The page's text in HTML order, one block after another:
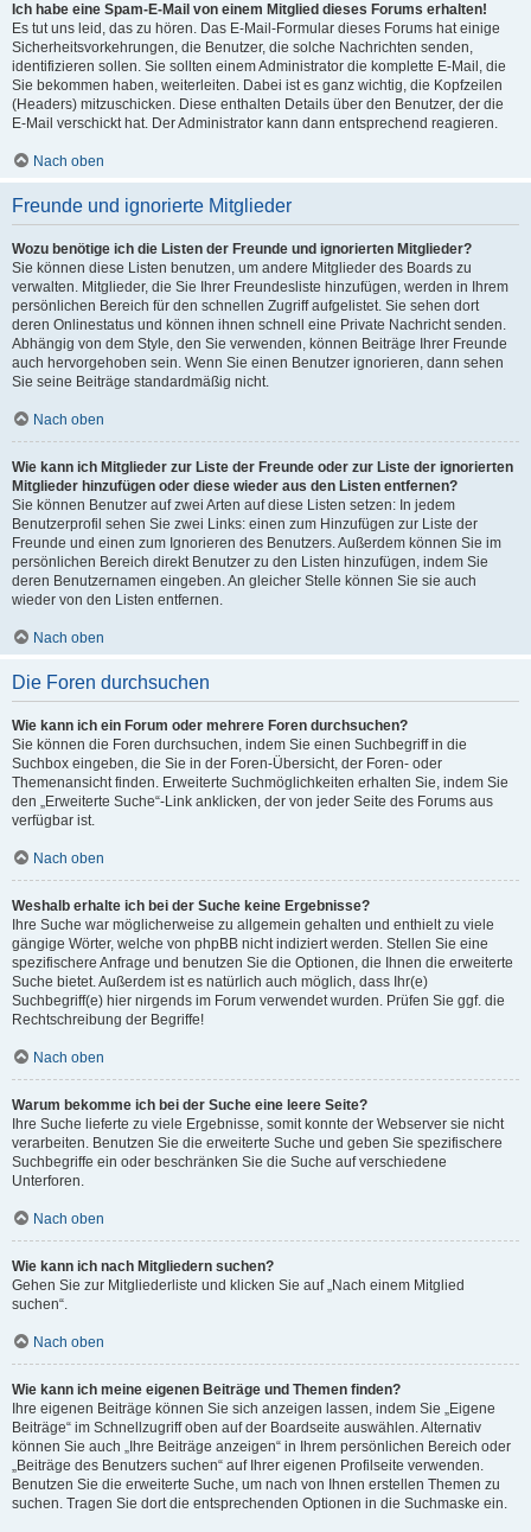
Ich habe eine Spam-E-Mail von einem Mitglied dieses Forums erhalten!
Es tut uns leid, das zu hören. Das E-Mail-Formular dieses Forums hat einige
Sicherheitsvorkehrungen, die Benutzer, die solche Nachrichten senden,
identifizieren sollen. Sie sollten einem Administrator die komplette E-Mail, die
Sie bekommen haben, weiterleiten. Dabei ist es ganz wichtig, die Kopfzeilen
(Headers) mitzuschicken. Diese enthalten Details über den Benutzer, der die
E-Mail verschickt hat. Der Administrator kann dann entsprechend reagieren.
Nach oben
Freunde und ignorierte Mitglieder
Wozu benötige ich die Listen der Freunde und ignorierten Mitglieder?
Sie können diese Listen benutzen, um andere Mitglieder des Boards zu
verwalten. Mitglieder, die Sie Ihrer Freundesliste hinzufügen, werden in Ihrem
persönlichen Bereich für den schnellen Zugriff aufgelistet. Sie sehen dort
deren Onlinestatus und können ihnen schnell eine Private Nachricht senden.
Abhängig von dem Style, den Sie verwenden, können Beiträge Ihrer Freunde
auch hervorgehoben sein. Wenn Sie einen Benutzer ignorieren, dann sehen
Sie seine Beiträge standardmäßig nicht.
Nach oben
Wie kann ich Mitglieder zur Liste der Freunde oder zur Liste der ignorierten
Mitglieder hinzufügen oder diese wieder aus den Listen entfernen?
Sie können Benutzer auf zwei Arten auf diese Listen setzen: In jedem
Benutzerprofil sehen Sie zwei Links: einen zum Hinzufügen zur Liste der
Freunde und einen zum Ignorieren des Benutzers. Außerdem können Sie im
persönlichen Bereich direkt Benutzer zu den Listen hinzufügen, indem Sie
deren Benutzernamen eingeben. An gleicher Stelle können Sie sie auch
wieder von den Listen entfernen.
Nach oben
Die Foren durchsuchen
Wie kann ich ein Forum oder mehrere Foren durchsuchen?
Sie können die Foren durchsuchen, indem Sie einen Suchbegriff in die
Suchbox eingeben, die Sie in der Foren-Übersicht, der Foren- oder
Themenansicht finden. Erweiterte Suchmöglichkeiten erhalten Sie, indem Sie
den „Erweiterte Suche“-Link anklicken, der von jeder Seite des Forums aus
verfügbar ist.
Nach oben
Weshalb erhalte ich bei der Suche keine Ergebnisse?
Ihre Suche war möglicherweise zu allgemein gehalten und enthielt zu viele
gängige Wörter, welche von phpBB nicht indiziert werden. Stellen Sie eine
spezifischere Anfrage und benutzen Sie die Optionen, die Ihnen die erweiterte
Suche bietet. Außerdem ist es natürlich auch möglich, dass Ihr(e)
Suchbegriff(e) hier nirgends im Forum verwendet wurden. Prüfen Sie ggf. die
Rechtschreibung der Begriffe!
Nach oben
Warum bekomme ich bei der Suche eine leere Seite?
Ihre Suche lieferte zu viele Ergebnisse, somit konnte der Webserver sie nicht
verarbeiten. Benutzen Sie die erweiterte Suche und geben Sie spezifischere
Suchbegriffe ein oder beschränken Sie die Suche auf verschiedene
Unterforen.
Nach oben
Wie kann ich nach Mitgliedern suchen?
Gehen Sie zur Mitgliederliste und klicken Sie auf „Nach einem Mitglied
suchen“.
Nach oben
Wie kann ich meine eigenen Beiträge und Themen finden?
Ihre eigenen Beiträge können Sie sich anzeigen lassen, indem Sie „Eigene
Beiträge“ im Schnellzugriff oben auf der Boardseite auswählen. Alternativ
können Sie auch „Ihre Beiträge anzeigen“ in Ihrem persönlichen Bereich oder
„Beiträge des Benutzers suchen“ auf Ihrer eigenen Profilseite verwenden.
Benutzen Sie die erweiterte Suche, um nach von Ihnen erstellen Themen zu
suchen. Tragen Sie dort die entsprechenden Optionen in die Suchmaske ein.